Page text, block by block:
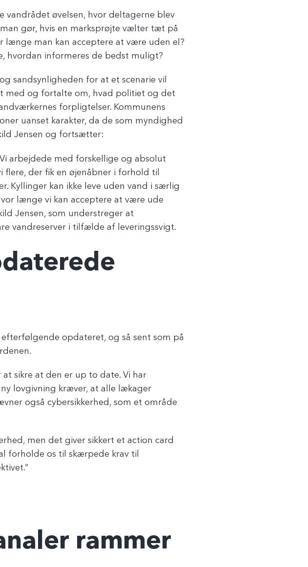
vandrådet øvelsen, hvor deltagerne blev
gør, hvis en marksprøjte vælter tæt på
længe man kan acceptere at være uden el?
hvordan informeres de bedst muligt?
sandsynligheden for at et scenarie vil
med og fortalte om, hvad politiet og det
forpligtelser. Kommunens
uanset karakter, da de som myndighed
Jensen og fortsætter:
arbejdede med forskellige og absolut
flere, der fik en øjenåbner i forhold til
Kyllinger kan ikke leve uden vand i særlig
længe vi kan acceptere at være ude
Jensen, som understreger at
vandreserver i tilfælde af leveringssvigt.
opdateret, og så sent som på
sikre at den er up to date. Vi har
lovgivning kræver, at alle lækager
også cybersikkerhed, som et område
men det giver sikkert et action card
forholde os til skærpede krav til
rammer